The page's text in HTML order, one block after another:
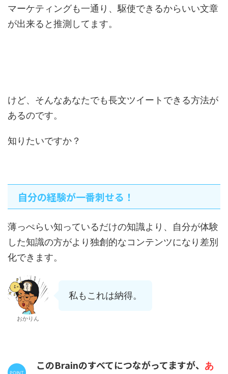
マーケティングも一通り、駆使できるからいい文章
が出来ると推測してます。
けど、そんなあなたでも長文ツイートできる方法が
あるのです。
知りたいですか？
自分の経験が一番刺せる！
薄っぺらい知っているだけの知識より、自分が体験
した知識の方がより独創的なコンテンツになり差別
化できます。
おかりん
私もこれは納得。
このBrainのすべてにつながってますが、 あ